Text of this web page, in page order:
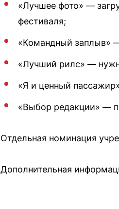
«Лучшее фото» —
фестиваля;
«Командный заплыв»
«Лучший рилс» —
«Я и ценный
«Выбор редакции» —
Отдельная номинация
Дополнительная